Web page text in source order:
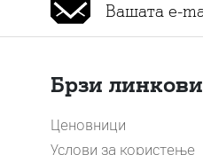
Брзи линкови
Ценовници
Услови за користење